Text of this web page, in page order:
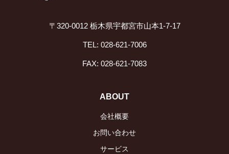
〒320-0012 栃木県宇都宮市山本1-7-17
TEL: 028-621-7006
FAX: 028-621-7083
ABOUT
会社概要
お問い合わせ
サービス